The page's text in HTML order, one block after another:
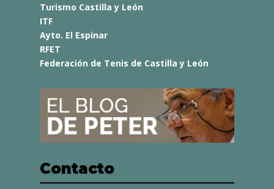
Turismo Castilla y León
ITF
Ayto. El Espinar
RFET
Federación de Tenis de Castilla y León
Contacto